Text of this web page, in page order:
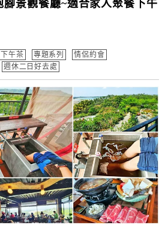
腳景觀餐廳~適合家人聚餐下午
午茶 專題系列
情侶約會
週休二日好去處